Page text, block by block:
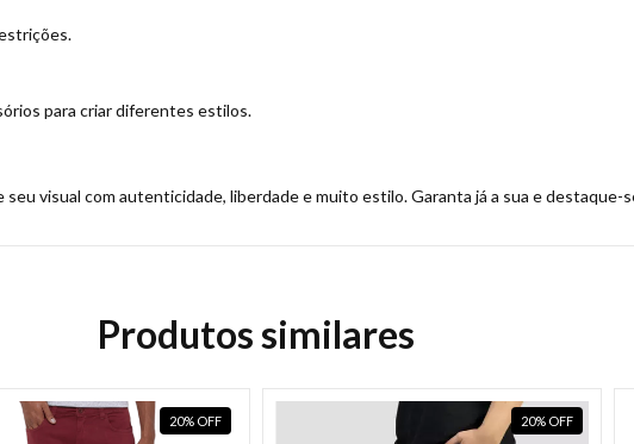
para criar diferentes estilos.
seu visual com autenticidade, liberdade e muito estilo. Garanta já a sua e destaque-
Produtos similares
20% OFF 20% OFF